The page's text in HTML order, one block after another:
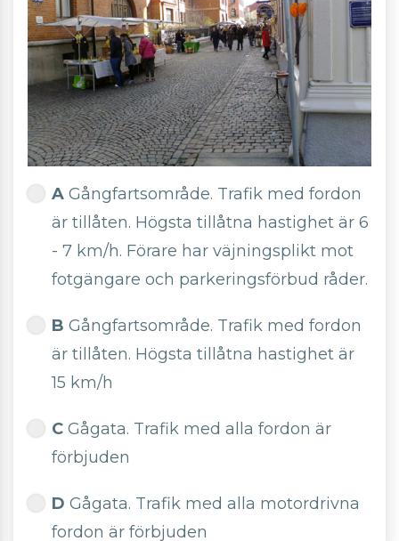
A Gångfartsområde. Trafik med fordon
är tillåten. Högsta tillåtna hastighet är 6
- 7 km/h. Förare har väjningsplikt mot
fotgängare och parkeringsförbud råder.
B Gångfartsområde. Trafik med fordon
är tillåten. Högsta tillåtna hastighet är
15 km/h
C Gågata. Trafik med alla fordon är
förbjuden
D Gågata. Trafik med alla motordrivna
fordon är förbjuden